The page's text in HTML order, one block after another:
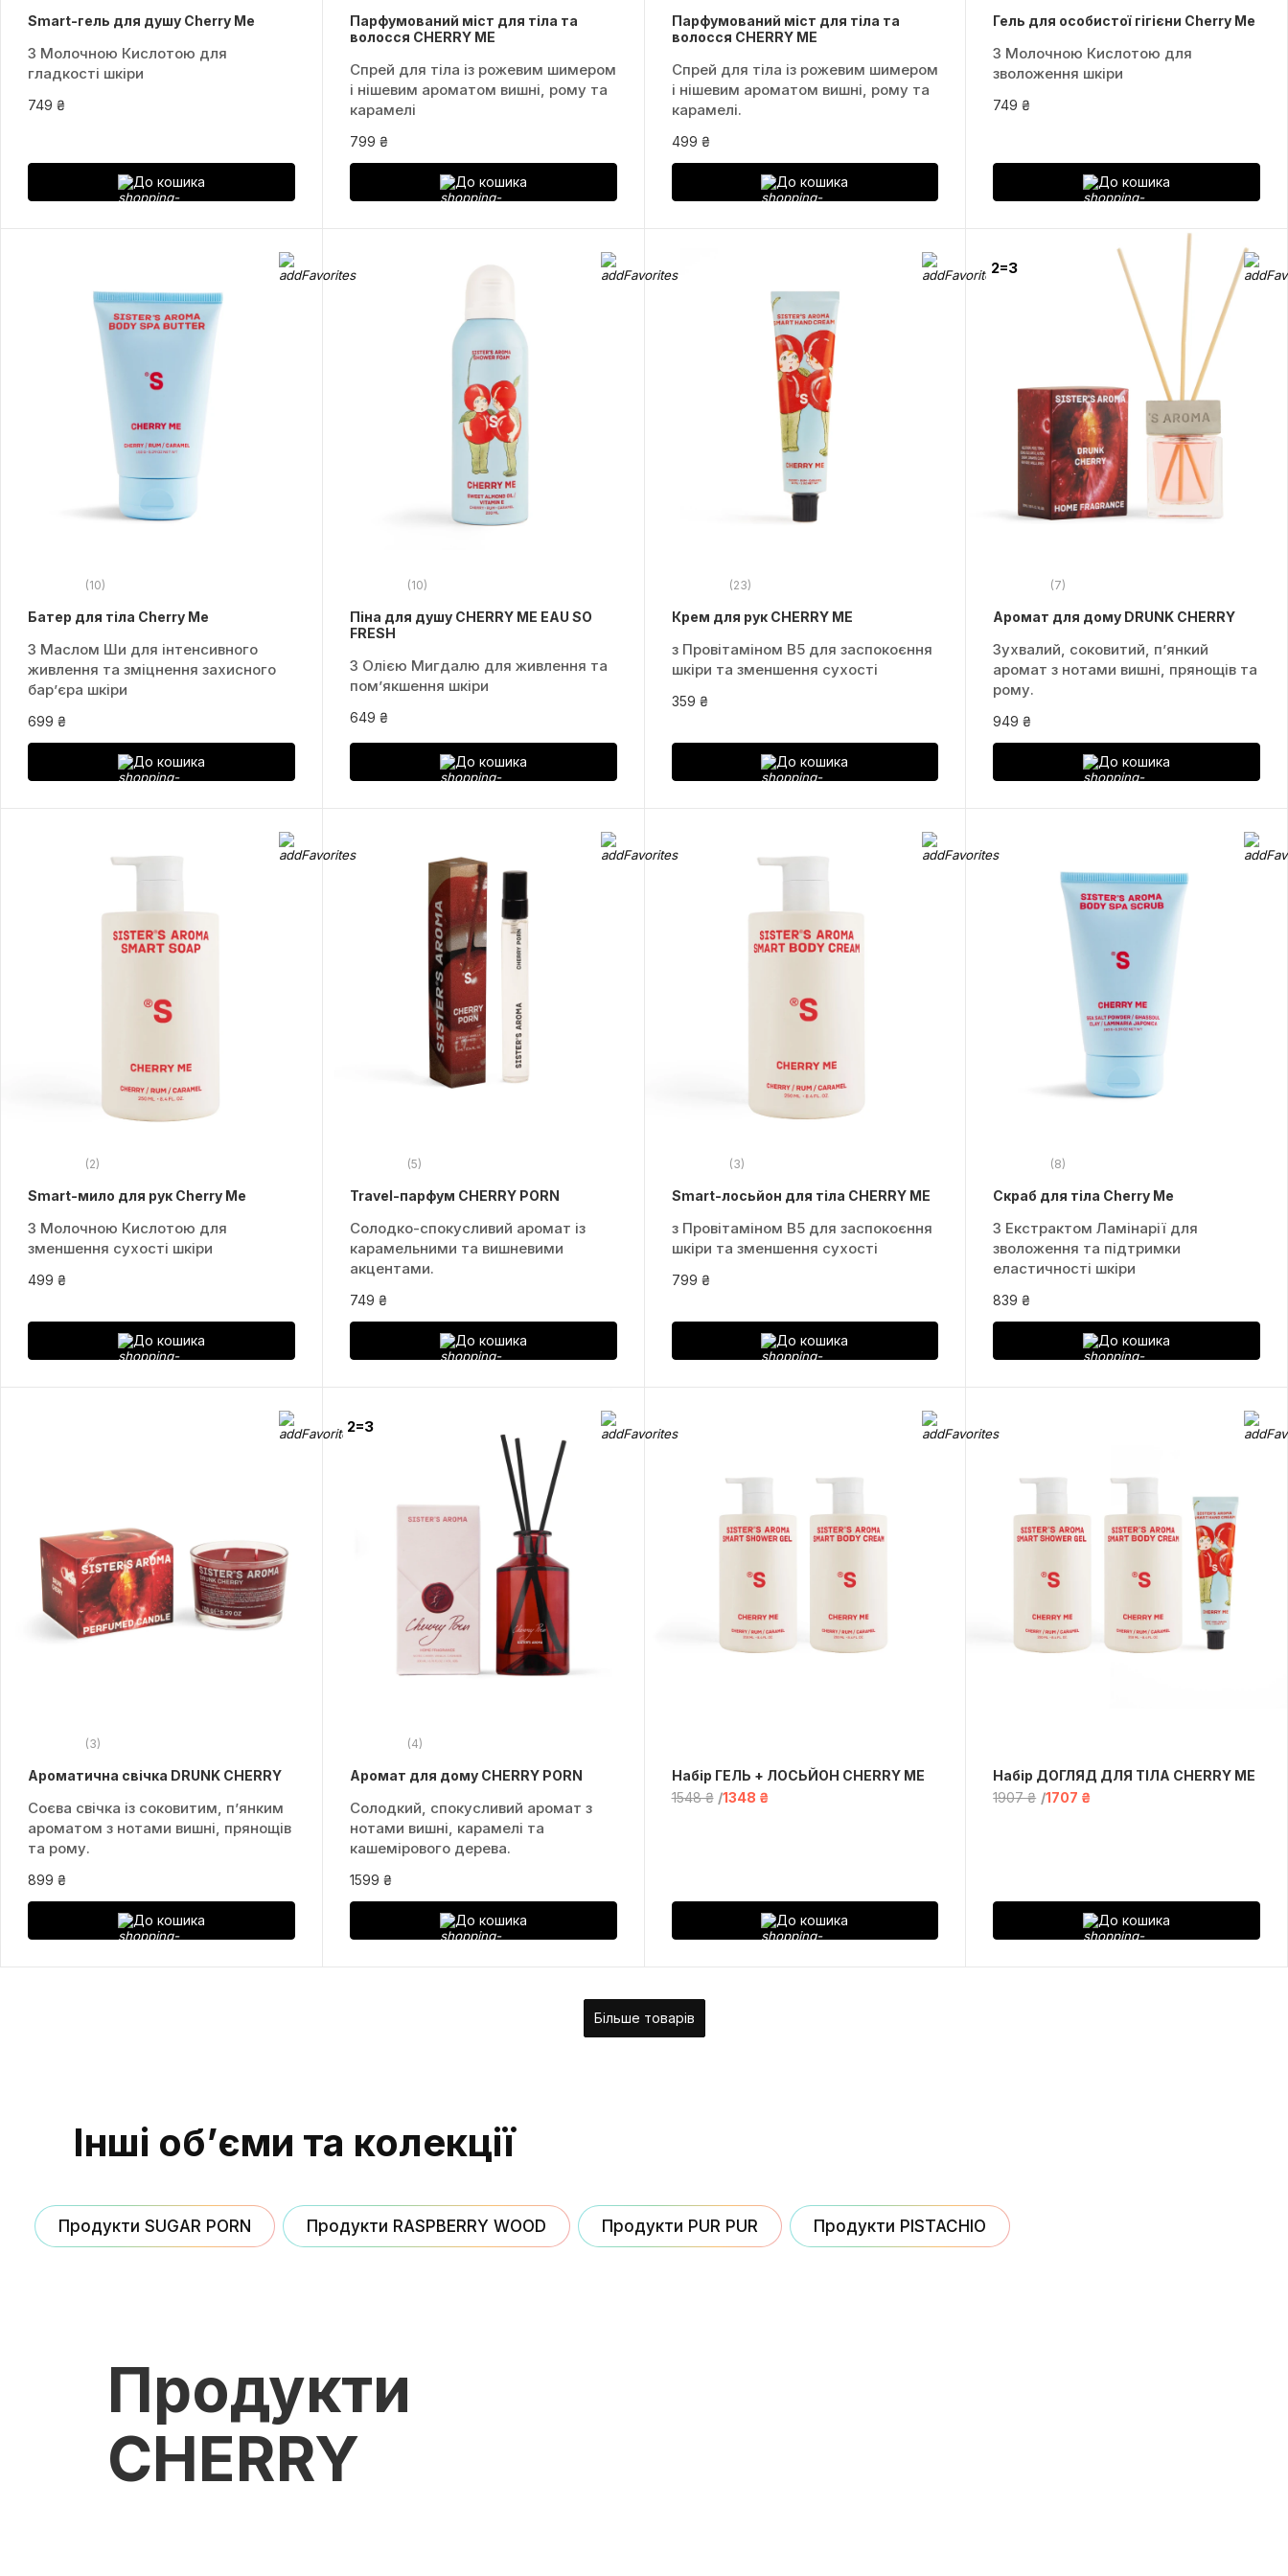
Smart-гель для душу Cherry Me
З Молочною Кислотою для
гладкості шкіри
749 ₴
До кошика
Парфумований міст для тіла та
волосся CHERRY ME
Спрей для тіла із рожевим шимером
і нішевим ароматом вишні, рому та
карамелі
799 ₴
До кошика
Парфумований міст для тіла та
волосся CHERRY ME
Спрей для тіла із рожевим шимером
і нішевим ароматом вишні, рому та
карамелі.
499 ₴
До кошика
Гель для особистої гігієни Cherry Me
З Молочною Кислотою для
зволоження шкіри
749 ₴
До кошика
(10)
Батер для тіла Cherry Me
З Маслом Ши для інтенсивного
живлення та зміцнення захисного
бар’єра шкіри
699 ₴
До кошика
(10)
Піна для душу CHERRY ME EAU SO
FRESH
З Олією Мигдалю для живлення та
пом’якшення шкіри
649 ₴
До кошика
(23)
Крем для рук CHERRY ME
з Провітаміном B5 для заспокоєння
шкіри та зменшення сухості
359 ₴
До кошика
2=3
(7)
Аромат для дому DRUNK CHERRY
Зухвалий, соковитий, пʼянкий
аромат з нотами вишні, прянощів та
рому.
949 ₴
До кошика
(2)
Smart-мило для рук Cherry Me
З Молочною Кислотою для
зменшення сухості шкіри
499 ₴
До кошика
(5)
Travel-парфум CHERRY PORN
Солодко-спокусливий аромат із
карамельними та вишневими
акцентами.
749 ₴
До кошика
(3)
Smart-лосьйон для тіла CHERRY ME
з Провітаміном B5 для заспокоєння
шкіри та зменшення сухості
799 ₴
До кошика
(8)
Скраб для тіла Cherry Me
З Екстрактом Ламінарії для
зволоження та підтримки
еластичності шкіри
839 ₴
До кошика
(3)
Ароматична свічка DRUNK CHERRY
Соєва свічка із соковитим, пʼянким
ароматом з нотами вишні, прянощів
та рому.
899 ₴
До кошика
2=3
(4)
Аромат для дому CHERRY PORN
Солодкий, спокусливий аромат з
нотами вишні, карамелі та
кашемірового дерева.
1599 ₴
До кошика
Набір ГЕЛЬ + ЛОСЬЙОН CHERRY ME
1548 ₴ 1348 ₴
До кошика
Набір ДОГЛЯД ДЛЯ ТІЛА CHERRY ME
1907 ₴ 1707 ₴
До кошика
Більше товарів
Інші об’єми та колекції
Продукти SUGAR PORN Продукти RASPBERRY WOOD Продукти PUR PUR Продукти PISTACHIO
Продукти
CHERRY